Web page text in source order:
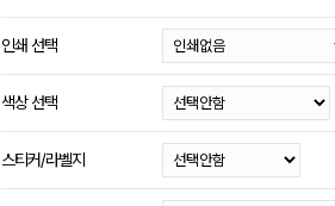
인쇄 선택
색상 선택
스티커/라벨지